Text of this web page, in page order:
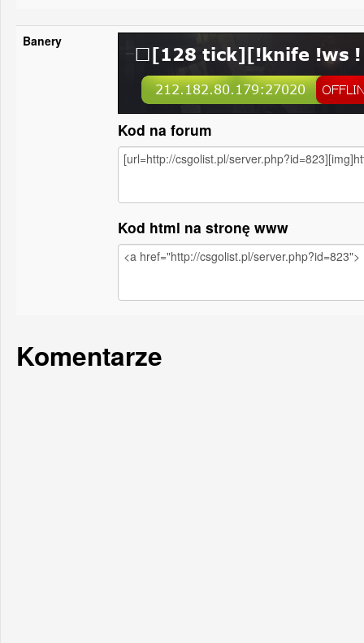
Banery
Kod na forum
Kod html na stronę www
Komentarze